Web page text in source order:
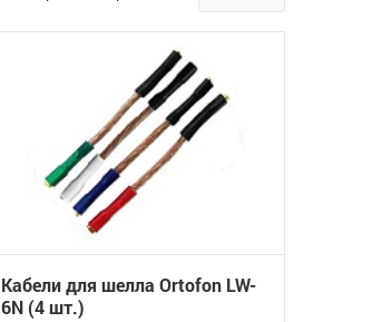
Кабели для шелла Ortofon LW-
6N (4 шт.)